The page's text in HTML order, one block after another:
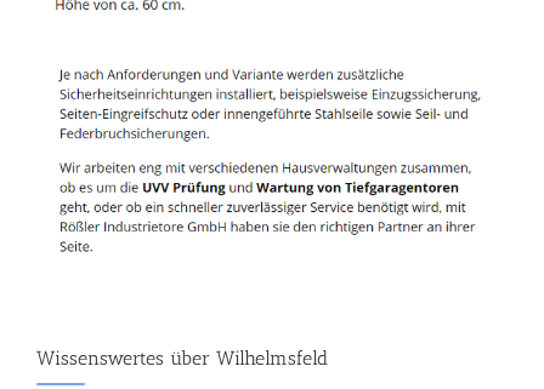
Wissenswertes über Wilhelmsfeld